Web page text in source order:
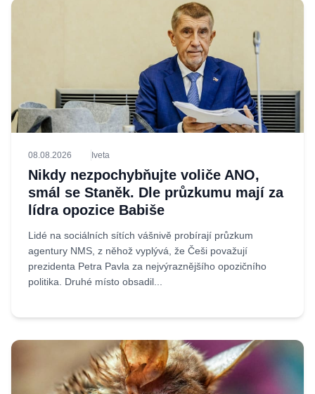
08.08.2026 Iveta
Nikdy nezpochybňujte voliče ANO,
smál se Staněk. Dle průzkumu mají za
lídra opozice Babiše
Lidé na sociálních sítích vášnivě probírají průzkum
agentury NMS, z něhož vyplývá, že Češi považují
prezidenta Petra Pavla za nejvýraznějšího opozičního
politika. Druhé místo obsadil...